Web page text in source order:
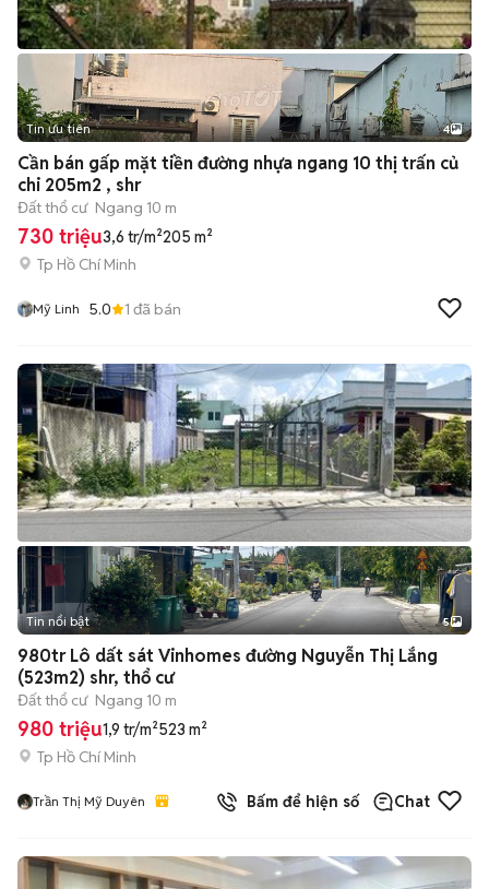
Tin ưu tiên 4
Cần bán gấp mặt tiền đường nhựa ngang 10 thị trấn củ
chi 205m2 , shr
Đất thổ cư Ngang 10 m
730 triệu3,6 tr/m²205 m²
Tp Hồ Chí Minh
Mỹ Linh 5.0 1 đã bán
Tin nổi bật 5
980tr Lô dất sát Vinhomes đường Nguyễn Thị Lắng
(523m2) shr, thổ cư
Đất thổ cư Ngang 10 m
980 triệu1,9 tr/m²523 m²
Tp Hồ Chí Minh
Trần Thị Mỹ Duyên Bấm để hiện số Chat